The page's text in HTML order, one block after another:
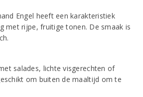
Engel heeft een karakteristiek
met rijpe, fruitige tonen. De smaak is
salades, lichte visgerechten of
om buiten de maaltijd om te